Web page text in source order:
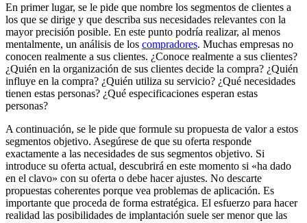
En primer lugar, se le pide que nombre los segmentos de clientes a
los que se dirige y que describa sus necesidades relevantes con la
mayor precisión posible. En este punto podría realizar, al menos
mentalmente, un análisis de los compradores. Muchas empresas no
conocen realmente a sus clientes. ¿Conoce realmente a sus clientes?
¿Quién en la organización de sus clientes decide la compra? ¿Quién
influye en la compra? ¿Quién utiliza su servicio? ¿Qué necesidades
tienen estas personas? ¿Qué especificaciones esperan estas
personas?
A continuación, se le pide que formule su propuesta de valor a estos
segmentos objetivo. Asegúrese de que su oferta responde
exactamente a las necesidades de sus segmentos objetivo. Si
introduce su oferta actual, descubrirá en este momento si «ha dado
en el clavo» con su oferta o debe hacer ajustes. No descarte
propuestas coherentes porque vea problemas de aplicación. Es
importante que proceda de forma estratégica. El esfuerzo para hacer
realidad las posibilidades de implantación suele ser menor que las